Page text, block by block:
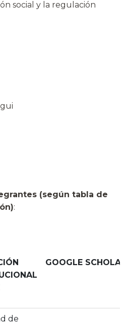
social y la regulación
(según tabla de
:
GOOGLE
de